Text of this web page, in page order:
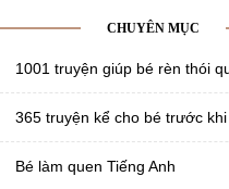
CHUYÊN MỤC
1001 truyện giúp bé rèn thói
365 truyện kể cho bé trước
Bé làm quen Tiếng Anh